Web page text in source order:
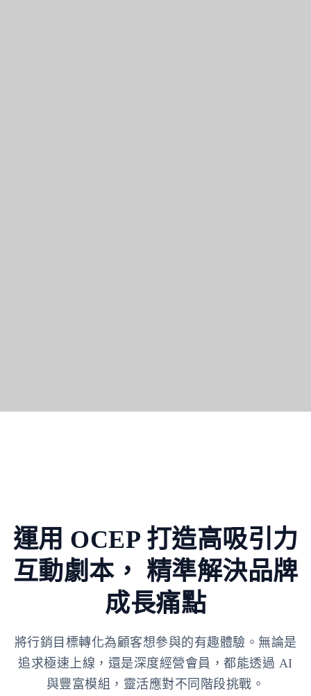
運用 OCEP 打造高吸引力
互動劇本， 精準解決品牌
成長痛點
將行銷目標轉化為顧客想參與的有趣體驗。無論是
追求極速上線，還是深度經營會員，都能透過 AI
與豐富模組，靈活應對不同階段挑戰。